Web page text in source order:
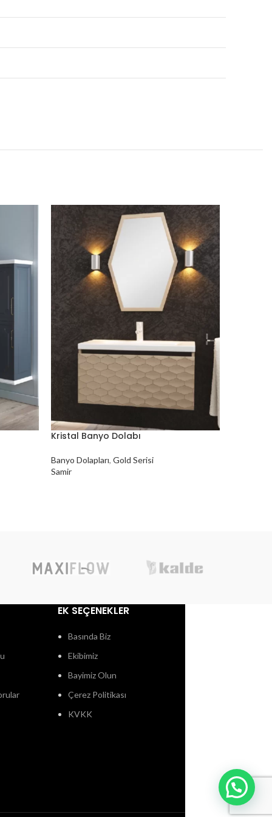
Kristal Banyo Dolabı
Banyo Dolapları, Gold Serisi
Samir
EK SEÇENEKLER
Basında Biz
Ekibimiz
Bayimiz Olun
Çerez Politikası
KVKK